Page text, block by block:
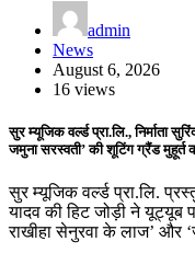
admin
News
August 6, 2026
16 views
सुर म्यूजिक वर्ल्ड प्रा.लि., निर्माता
जमुना सरस्वती’ की शूटिंग ग्रैंड
सुर म्यूजिक वर्ल्ड प्रा.लि.
यादव की हिट जोड़ी ने यूट्यूब
राखीहा सेनुरवा के लाज’ और